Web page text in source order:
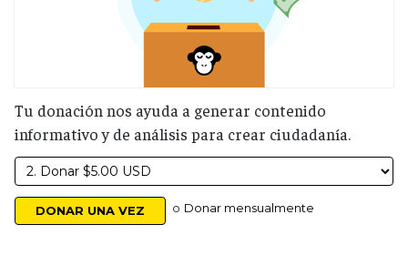
Tu donación nos ayuda a generar contenido
informativo y de análisis para crear ciudadanía.
o Donar mensualmente